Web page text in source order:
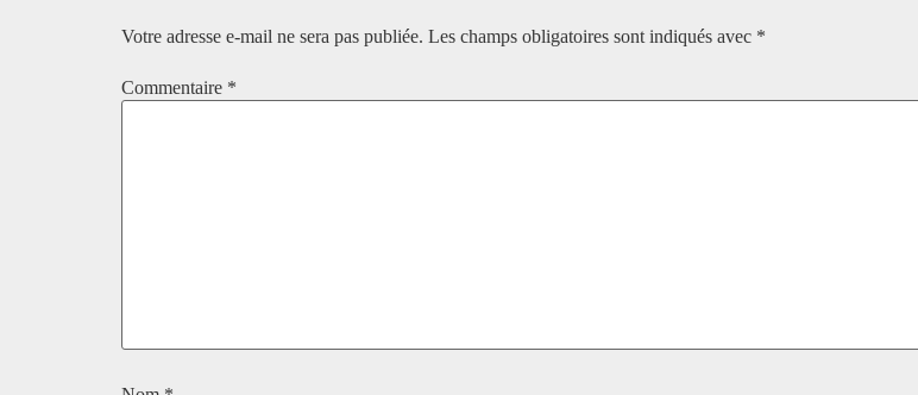
Votre adresse e-mail ne sera pas publiée. Les champs obligatoires sont indiqués avec *
Commentaire *